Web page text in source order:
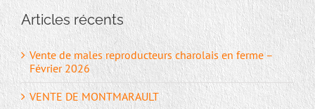
Articles récents
Vente de males reproducteurs charolais en ferme –
Février 2026
VENTE DE MONTMARAULT